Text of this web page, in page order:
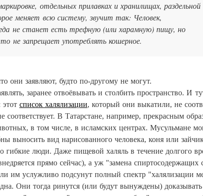
отдельных прилавках и хранилищах, раздельной
меняет всю систему, звучит так: Человек,
не станет есть трефную (или харамную) пищу, но
не запрещает употреблять кошерное.
заявляют, будто по-другому не могут.
заранее отвоёвывать и столбить пространство. И
список халялизации, который они выкатили, не
В Татарстане, например, прекрасным
в том числе, в исламских центрах. Мусульмане
выносить вид нарисованного человека, коня или
гибкие люди. Даже пищевой халяль в течение долгого
прямо сейчас), а уж "замена спиртосодержащих
им услужливо подсунут полный спектр "халялизации
Они тогда ринутся (или будут вынуждены)